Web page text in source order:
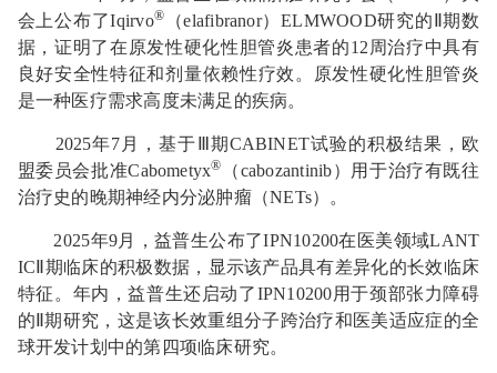
会上公布了Iqirvo®
（elafibranor）ELMWOOD研究的Ⅱ期数
据，证明了在原发性硬化性胆管炎患者的12周治疗中具有
良好安全性特征和剂量依赖性疗效。原发性硬化性胆管炎
是一种医疗需求高度未满足的疾病。
2025年7月，基于Ⅲ期CABINET试验的积极结果，欧
盟委员会批准Cabometyx®
（cabozantinib）用于治疗有既往
治疗史的晚期神经内分泌肿瘤（NETs）。
2025年9月，益普生公布了IPN10200在医美领域LANT
ICⅡ期临床的积极数据，显示该产品具有差异化的长效临床
特征。年内，益普生还启动了IPN10200用于颈部张力障碍
的Ⅱ期研究，这是该长效重组分子跨治疗和医美适应症的全
球开发计划中的第四项临床研究。